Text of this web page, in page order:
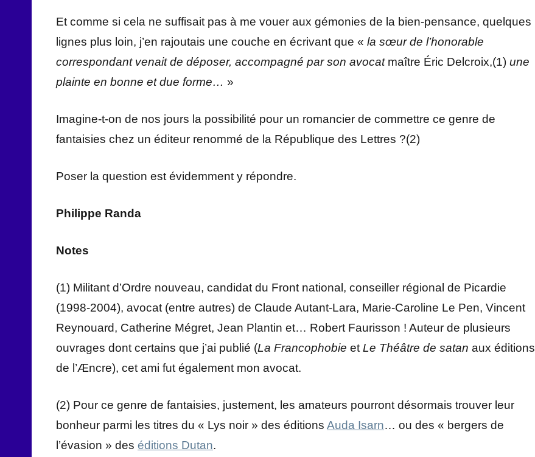
Et comme si cela ne suffisait pas à me vouer aux gémonies de la bien-pensance, quelques
lignes plus loin, j’en rajoutais une couche en écrivant que « la sœur de l’honorable
correspondant venait de déposer, accompagné par son avocat maître Éric Delcroix,(1) une
plainte en bonne et due forme… »
Imagine-t-on de nos jours la possibilité pour un romancier de commettre ce genre de
fantaisies chez un éditeur renommé de la République des Lettres ?(2)
Poser la question est évidemment y répondre.
Philippe Randa
Notes
(1) Militant d’Ordre nouveau, candidat du Front national, conseiller régional de Picardie
(1998-2004), avocat (entre autres) de Claude Autant-Lara, Marie-Caroline Le Pen, Vincent
Reynouard, Catherine Mégret, Jean Plantin et… Robert Faurisson ! Auteur de plusieurs
ouvrages dont certains que j’ai publié (La Francophobie etLe Théâtre de satan aux éditions
de l’Æncre), cet ami fut également mon avocat.
(2) Pour ce genre de fantaisies, justement, les amateurs pourront désormais trouver leur
bonheur parmi les titres du « Lys noir » des éditions Auda Isarn… ou des « bergers de
l’évasion » des éditions Dutan.